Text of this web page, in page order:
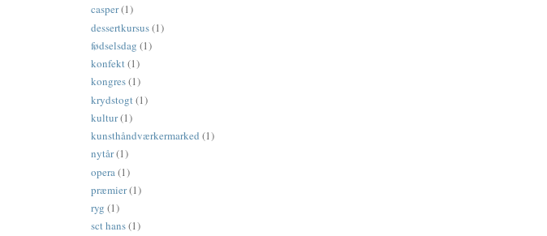
casper(1)
dessertkursus(1)
fødselsdag (1)
konfekt(1)
kongres(1)
krydstogt(1)
kultur(1)
kunsthåndværkermarked (1)
nytår(1)
opera(1)
præmier(1)
ryg (1)
sct hans(1)